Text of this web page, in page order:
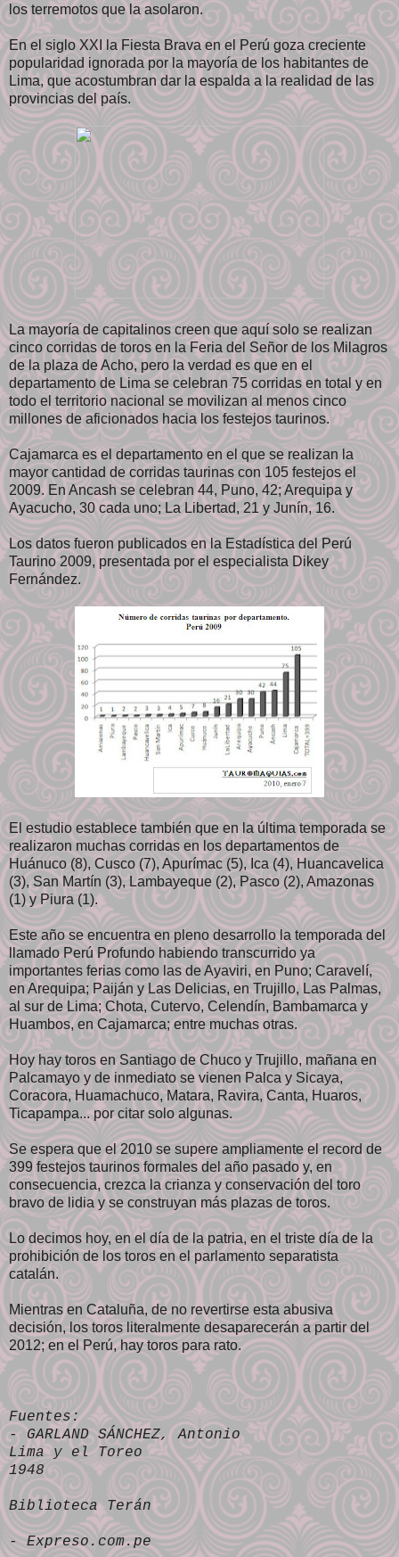
los terremotos que la asolaron.
En el siglo XXI la Fiesta Brava en el Perú goza creciente
popularidad ignorada por la mayoría de los habitantes de
Lima, que acostumbran dar la espalda a la realidad de las
provincias del país.
La mayoría de capitalinos creen que aquí solo se realizan
cinco corridas de toros en la Feria del Señor de los Milagros
de la plaza de Acho, pero la verdad es que en el
departamento de Lima se celebran 75 corridas en total y en
todo el territorio nacional se movilizan al menos cinco
millones de aficionados hacia los festejos taurinos.
Cajamarca es el departamento en el que se realizan la
mayor cantidad de corridas taurinas con 105 festejos el
2009. En Ancash se celebran 44, Puno, 42; Arequipa y
Ayacucho, 30 cada uno; La Libertad, 21 y Junín, 16.
Los datos fueron publicados en la Estadística del Perú
Taurino 2009, presentada por el especialista Dikey
Fernández.
El estudio establece también que en la última temporada se
realizaron muchas corridas en los departamentos de
Huánuco (8), Cusco (7), Apurímac (5), Ica (4), Huancavelica
(3), San Martín (3), Lambayeque (2), Pasco (2), Amazonas
(1) y Piura (1).
Este año se encuentra en pleno desarrollo la temporada del
llamado Perú Profundo habiendo transcurrido ya
importantes ferias como las de Ayaviri, en Puno; Caravelí,
en Arequipa; Paiján y Las Delicias, en Trujillo, Las Palmas,
al sur de Lima; Chota, Cutervo, Celendín, Bambamarca y
Huambos, en Cajamarca; entre muchas otras.
Hoy hay toros en Santiago de Chuco y Trujillo, mañana en
Palcamayo y de inmediato se vienen Palca y Sicaya,
Coracora, Huamachuco, Matara, Ravira, Canta, Huaros,
Ticapampa... por citar solo algunas.
Se espera que el 2010 se supere ampliamente el record de
399 festejos taurinos formales del año pasado y, en
consecuencia, crezca la crianza y conservación del toro
bravo de lidia y se construyan más plazas de toros.
Lo decimos hoy, en el día de la patria, en el triste día de la
prohibición de los toros en el parlamento separatista
catalán.
Mientras en Cataluña, de no revertirse esta abusiva
decisión, los toros literalmente desaparecerán a partir del
2012; en el Perú, hay toros para rato.
Fuentes:
- GARLAND SÁNCHEZ, Antonio
Lima y el Toreo
1948
Biblioteca Terán
- Expreso.com.pe